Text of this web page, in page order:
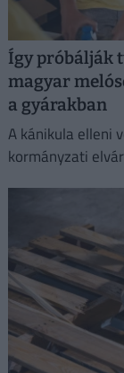
Így próbálják
magyar
a gyárakban
A kánikula elleni
kormányzati